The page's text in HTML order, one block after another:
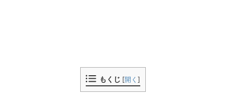
もくじ [開く ]